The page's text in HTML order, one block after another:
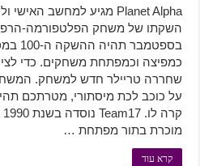
כמפיצה וכמפתחת משחקים. כדי
שחררה טריילר חדש למשחק.
על כוכב לכת מיסתורי, מטרתכם
מוכרת בתור מפתחת …
קרא עוד